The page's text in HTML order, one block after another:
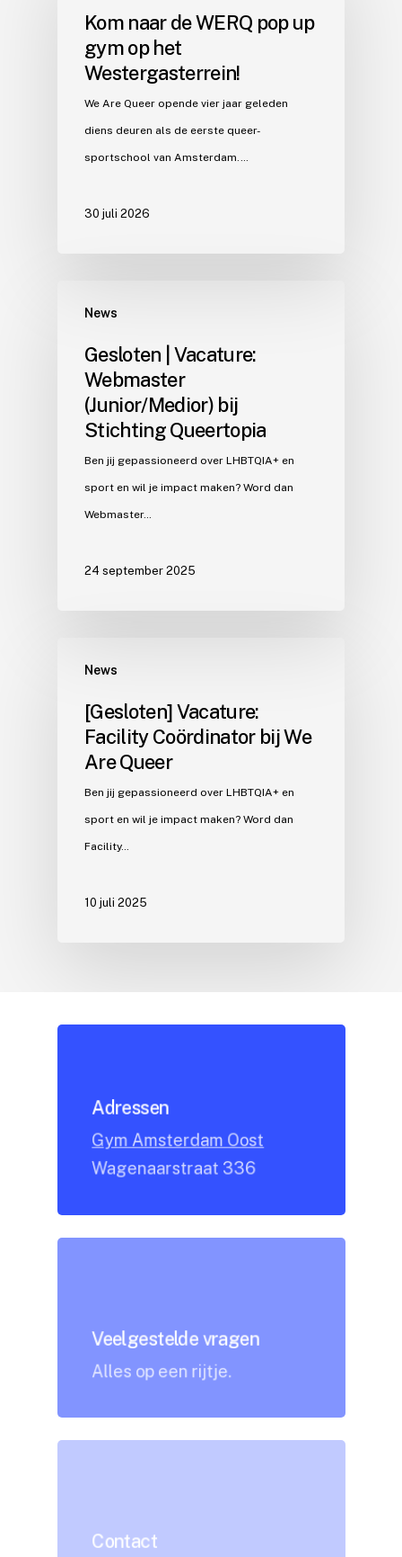
Kom naar de WERQ pop up
gym op het
Westergasterrein!
We Are Queer opende vier jaar geleden
diens deuren als de eerste queer-
sportschool van Amsterdam.…
30 juli 2026
News
Gesloten | Vacature:
Webmaster
(Junior/Medior) bij
Stichting Queertopia
Ben jij gepassioneerd over LHBTQIA+ en
sport en wil je impact maken? Word dan
Webmaster…
24 september 2025
News
[Gesloten] Vacature:
Facility Coördinator bij We
Are Queer
Ben jij gepassioneerd over LHBTQIA+ en
sport en wil je impact maken? Word dan
Facility…
10 juli 2025
Adressen
Gym Amsterdam Oost
Wagenaarstraat 336
Veelgestelde vragen
Alles op een rijtje.
Contact